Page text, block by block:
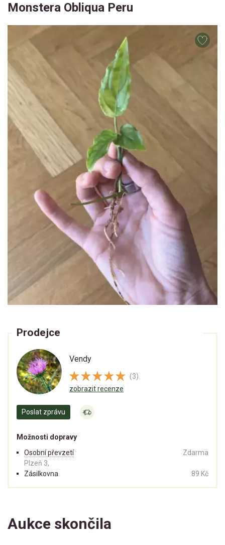
Monstera Obliqua Peru
Prodejce
Vendy
(3)
zobrazit recenze
Poslat zprávu
Možnosti dopravy
Osobní převzetí
Plzeň 3,
Zdarma
Zásilkovna 89 Kč
Aukce skončila